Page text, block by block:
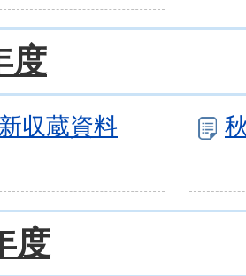
度
収蔵資料
度